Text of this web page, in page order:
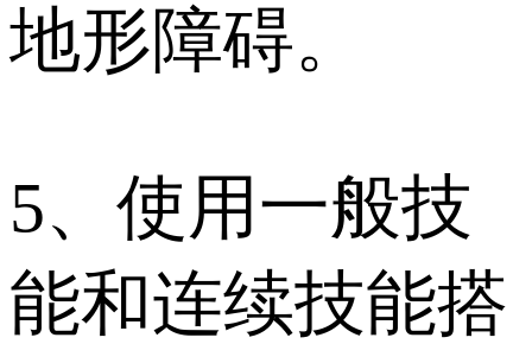
地形障碍。
5、使用一般技
能和连续技能搭